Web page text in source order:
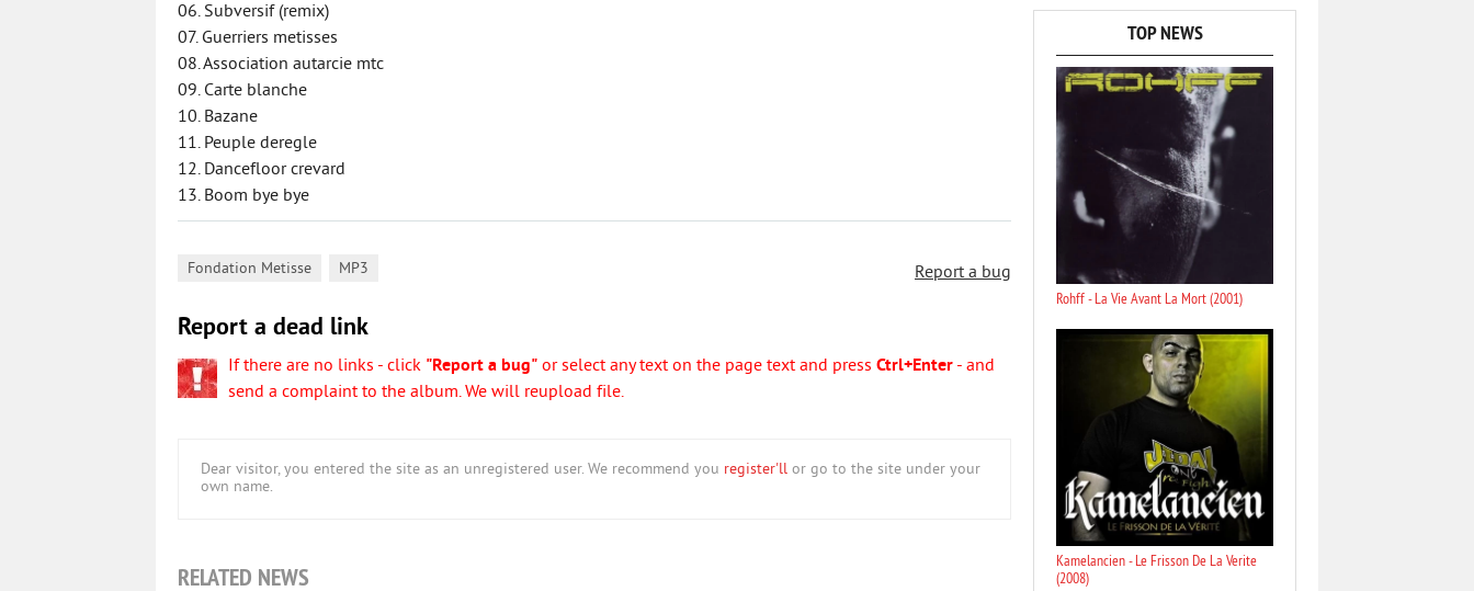
06. Subversif (remix)
07. Guerriers metisses
08. Association autarcie mtc
09. Carte blanche
10. Bazane
11. Peuple deregle
12. Dancefloor crevard
13. Boom bye bye
Report a bug
Fondation Metisse MP3
Report a dead link
If there are no links - click "Report a bug" or select any text on the page text and press Ctrl+Enter - and
send a complaint to the album. We will reupload file.
Dear visitor, you entered the site as an unregistered user. We recommend you register'll or go to the site under your
own name.
RELATED NEWS
TOP NEWS
Rohff - La Vie Avant La Mort (2001)
Kamelancien - Le Frisson De La Verite
(2008)